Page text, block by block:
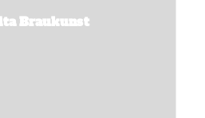
Braukunst